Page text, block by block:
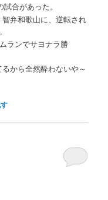
合があった。
弁和歌山に、逆転され
ランでサヨナラ勝
から全然酔わないや～